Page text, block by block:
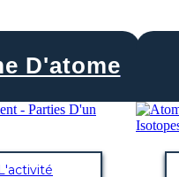
D'atome